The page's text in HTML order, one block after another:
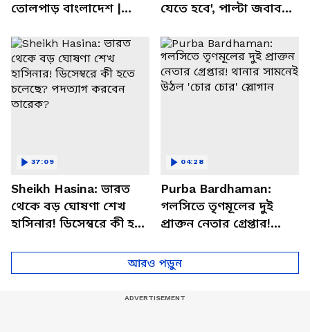
তোলপাড় বাংলাদেশ |
Bangladesh News
যেতে হবে', পাল্টা জবাব
Banerjee News
Sheikh Hasina: ভারত
থেকে বড় ঘোষণা শেখ
হাসিনার! ডিসেম্বরে কী হতে
37:09
Purba Bardhaman:
গলসিতে তৃণমূলের দুই
প্রাক্তন নেতার গ্রেপ্তার!
চোর' স্লোগান
04:28
আরও পড়ুন